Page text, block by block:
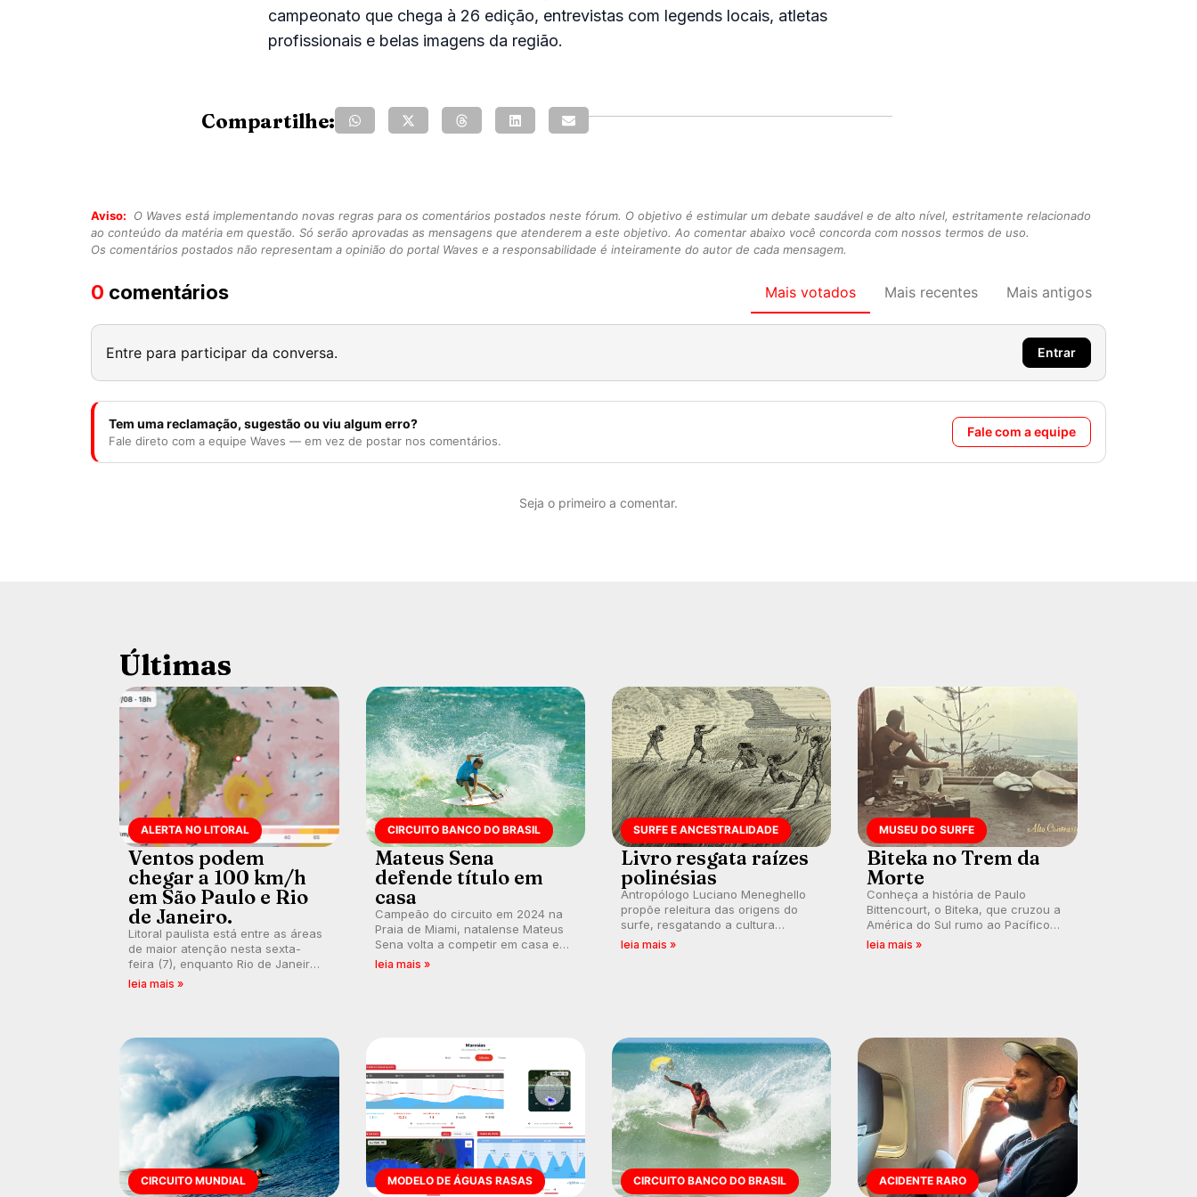
campeonato que chega à 26 edição, entrevistas com legends locais, atletas
profissionais e belas imagens da região.
Compartilhe:
Aviso:
O Waves está implementando novas regras para os comentários postados neste fórum. O objetivo é estimular um debate saudável e de alto nível, estritamente relacionado
ao conteúdo da matéria em questão. Só serão aprovadas as mensagens que atenderem a este objetivo. Ao comentar abaixo você concorda com nossos termos de uso.
Os comentários postados não representam a opinião do portal Waves e a responsabilidade é inteiramente do autor de cada mensagem.
0 comentários Mais votados Mais recentes Mais antigos
Entre para participar da conversa. Entrar
Tem uma reclamação, sugestão ou viu algum erro?
Fale direto com a equipe Waves — em vez de postar nos comentários.
Fale com a equipe
Seja o primeiro a comentar.
Últimas
ALERTA NO LITORAL
Ventos podem
chegar a 100 km/h
em São Paulo e Rio
de Janeiro.
Litoral paulista está entre as áreas
de maior atenção nesta sexta-
feira (7), enquanto Rio de Janeiro
também recebe alerta para ventos
leia mais »
CIRCUITO BANCO DO BRASIL
Mateus Sena
defende título em
casa
Campeão do circuito em 2024 na
Praia de Miami, natalense Mateus
Sena volta a competir em casa em
busca de manter a hegemonia
leia mais »
SURFE E ANCESTRALIDADE
Livro resgata raízes
polinésias
Antropólogo Luciano Meneghello
propõe releitura das origens do
surfe, resgatando a cultura
polinésia e questionando a visão
leia mais »
MUSEU DO SURFE
Biteka no Trem da
Morte
Conheça a história de Paulo
Bittencourt, o Biteka, que cruzou a
América do Sul rumo ao Pacífico
em uma jornada que se tornou um
leia mais »
CIRCUITO MUNDIAL MODELO DE ÁGUAS RASAS CIRCUITO BANCO DO BRASIL ACIDENTE RARO